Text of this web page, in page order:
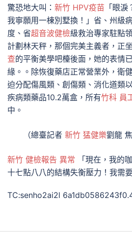
驚恐地大叫： 新竹 HPV疫苗 「眼
我寧願用一棟別墅換！」省、州級
度、省超音波健檢級救治專家駐點
計劃林天秤，那個完美主義者，正
查的平衡美學吧檯後面，她的表情
緣。。除恢復藥店正常營業外，衛
迫分配傷風類、創傷類、消化道類
疾病類藥品10.2萬盒，所有竹科 員
中。
（總臺記者 新竹 猛健樂劉龍 焦
新竹 健檢報告 異常 「現在，我的
十七點八八的結構失衡壓力！我需要
TC:senho2ai2l